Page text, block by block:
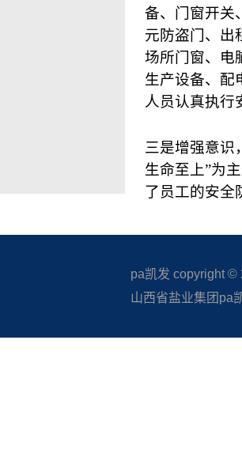
备、门窗开关
元防盗门、出
场所门窗、电
生产设备、配
人员认真执行
三是增强意识
生命至上”为
了员工的安全
pa凯发 copyright ©
山西省盐业集团pa